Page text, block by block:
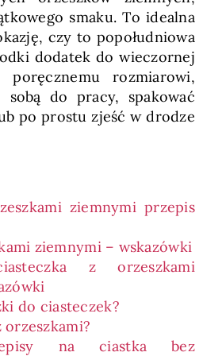
smaku. To idealna
czy to popołudniowa
dodatek do wieczornej
rozmiarowi,
do pracy, spakować
po prostu zjeść w drodze
ziemnymi przepis
ziemnymi – wskazówki
z orzeszkami
do ciasteczek?
na ciastka bez